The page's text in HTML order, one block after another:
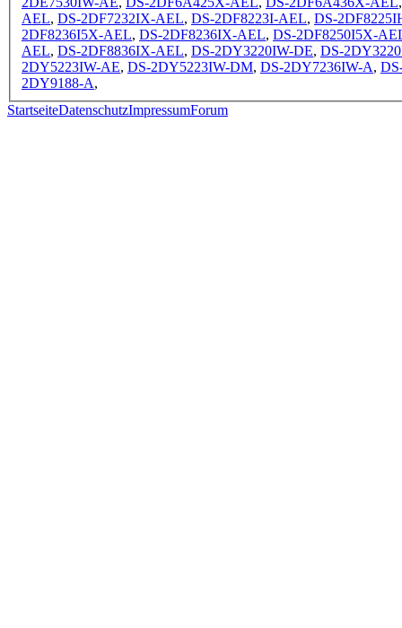
AEL, DS-2DF7232IX-AEL, DS-2DF8223I-AEL, DS-
2DF8236I5X-AEL, DS-2DF8236IX-AEL, DS-2DF8250I5X-
AEL, DS-2DF8836IX-AEL, DS-2DY3220IW-DE, DS-
2DY5223IW-AE, DS-2DY5223IW-DM, DS-2DY7236IW-A,
2DY9188-A,
StartseiteDatenschutzImpressumForum